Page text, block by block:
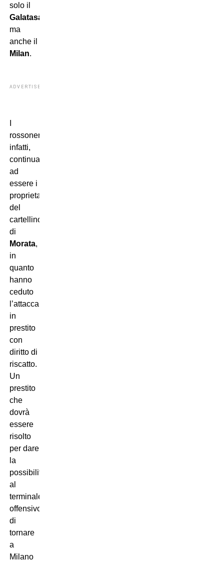
solo il
Galatasaray
ma
anche il
Milan.
ADVERTISEMENT
rossoneri,
infatti,
continuano
ad
essere i
proprietari
del
cartellino
di
Morata,
in
quanto
hanno
ceduto
l’attaccante
in
prestito
con
diritto di
riscatto.
Un
prestito
che
dovrà
essere
risolto
per dare
la
possibilità
al
terminale
offensivo
di
tornare
a
Milano